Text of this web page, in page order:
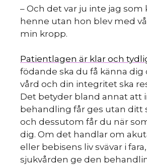
– Och det var ju inte jag som
henne utan hon blev med
min kropp.
Patientlagen är klar och
födande ska du få känna dig
vård och din integritet ska
Det betyder bland annat att
behandling får ges utan ditt
och dessutom får du när
dig. Om det handlar om
eller bebisens liv svävar i
sjukvården ge den